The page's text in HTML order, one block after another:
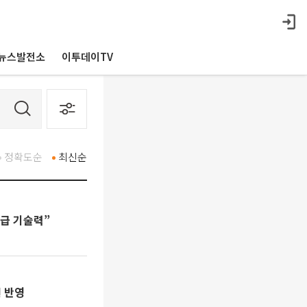
스발전소 이투데이TV
최신순
정확도순
기술력”
반영